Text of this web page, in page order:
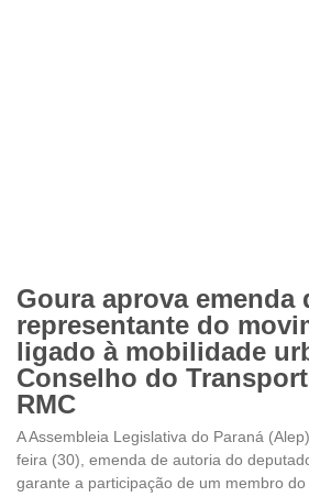
Goura aprova emenda
representante do
ligado à mobilidade
Conselho do
RMC
A Assembleia Legislativa do Paraná
feira (30), emenda de autoria do
garante a participação de um membro